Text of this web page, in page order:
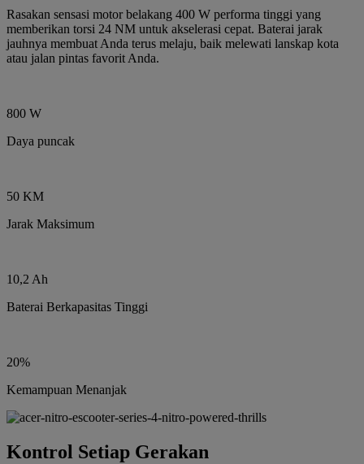
Rasakan sensasi motor belakang 400 W performa tinggi yang
memberikan torsi 24 NM untuk akselerasi cepat. Baterai jarak
jauhnya membuat Anda terus melaju, baik melewati lanskap kota
atau jalan pintas favorit Anda.
800 W
Daya puncak
50 KM
Jarak Maksimum
10,2 Ah
Baterai Berkapasitas Tinggi
20%
Kemampuan Menanjak
Kontrol Setiap Gerakan